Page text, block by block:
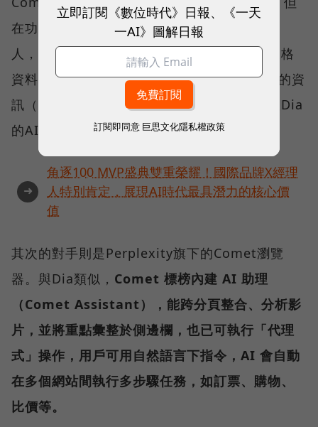
在功能上，不但結合了傳統瀏覽器與聊天機器
人，還能在多個分頁間協作，例如自動搬移表格
資料、整合Gmail行事曆等，讓所有具備URL的資
訊（可以在瀏覽器上打開的資訊）都能即時被Dia
的AI模型調用。
➜
角逐100 MVP盛典雙重榮耀！國際品牌X經理
人特別肯定，展現AI時代最具潛力的核心價
值
其次的對手則是Perplexity旗下的Comet瀏覽
器。與Dia類似， Comet 標榜內建 AI 助理
（Comet Assistant），能跨分頁整合、分析影
片，並將重點彙整於側邊欄，也已可執行「代理
式」操作，用戶可用自然語言下指令，AI 會自動
在多個網站間執行多步驟任務，如訂票、購物、
比價等。
立即訂閱《數位時代》日報、《一天
一AI》圖解日報
訂閱即同意 巨思文化隱私權政策